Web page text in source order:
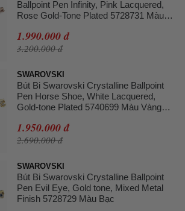
Ballpoint Pen Infinity, Pink Lacquered,
Rose Gold-Tone Plated 5728731 Màu
1.990.000 đ
3.200.000 đ
SWAROVSKI
Bút Bi Swarovski Crystalline Ballpoint
Pen Horse Shoe, White Lacquered,
Gold-tone Plated 5740699 Màu Vàng
1.950.000 đ
2.690.000 đ
SWAROVSKI
Bút Bi Swarovski Crystalline Ballpoint
Pen Evil Eye, Gold tone, Mixed Metal
Finish 5728729 Màu Bạc